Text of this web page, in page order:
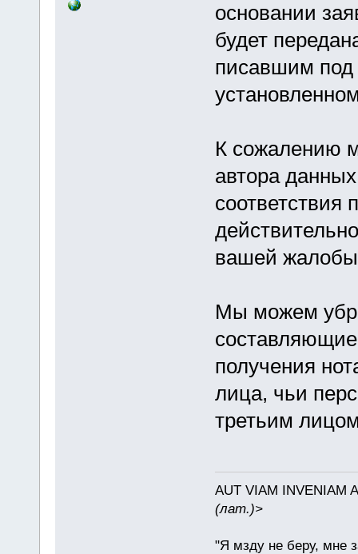
основании
будет
писавшим под
К сожалению
автора
вашей жалобы
Мы можем
получения
лица, чьи
третьим
AUT VIAM INVENIAM
(лат.)>
"Я мзду не беру, мне